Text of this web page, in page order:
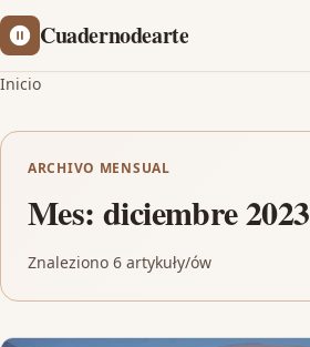
Cuadernodearte
Inicio
ARCHIVO MENSUAL
Mes: diciembre 2023
Znaleziono 6 artykuły/ów